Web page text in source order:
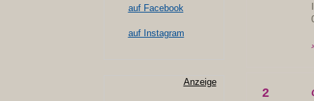
2
auf Facebook
auf Instagram
Anzeige